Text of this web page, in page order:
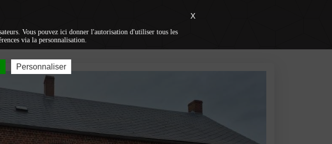
X
Vous pouvez ici donner l'autorisation d'utiliser tous les
via la personnalisation.
Personnaliser